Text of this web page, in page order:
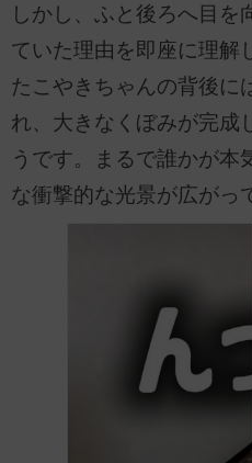
しかし、ふと後ろへ目を
ていた理由を即座に理解
たこやきちゃんの背後に
れ、大きなくぼみが完成
うです。まるで誰かが本
な衝撃的な光景が広がっ